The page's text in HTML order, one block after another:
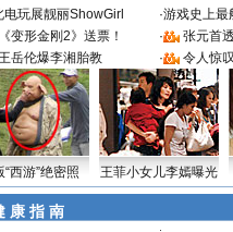
电玩展靓丽ShowGirl ·游戏史上最
《变形金刚2》送票！ ·
张元首
岳伦爆李湘胎教 · 令人惊
“西游”绝密照 王菲小女儿李嫣曝光
康 指 南